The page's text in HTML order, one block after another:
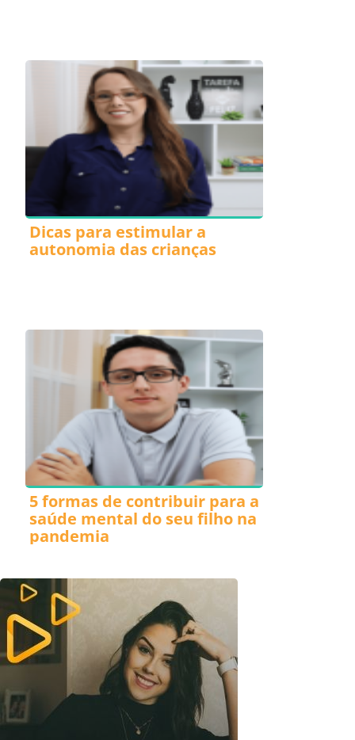
Dicas para estimular a
autonomia das crianças
5 formas de contribuir para a
saúde mental do seu filho na
pandemia